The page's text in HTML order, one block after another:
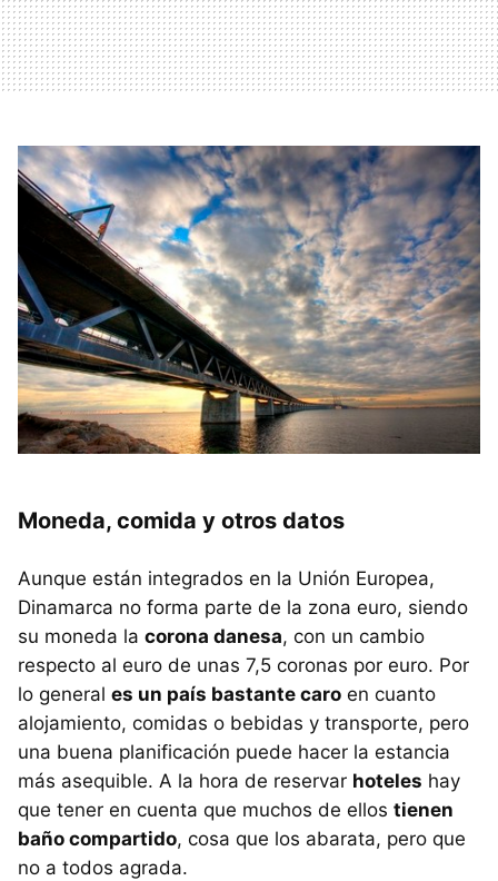
Moneda, comida y otros datos
Aunque están integrados en la Unión Europea,
Dinamarca no forma parte de la zona euro, siendo
su moneda la corona danesa, con un cambio
respecto al euro de unas 7,5 coronas por euro. Por
lo general es un país bastante caro en cuanto
alojamiento, comidas o bebidas y transporte, pero
una buena planificación puede hacer la estancia
más asequible. A la hora de reservar hoteles hay
que tener en cuenta que muchos de ellos tienen
baño compartido, cosa que los abarata, pero que
no a todos agrada.